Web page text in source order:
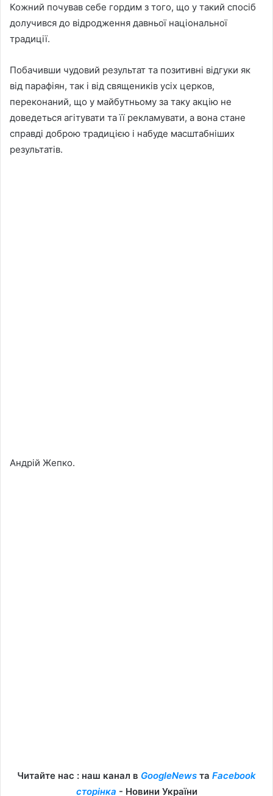
Кожний почував себе гордим з того, що у такий спосіб
долучився до відродження давньої національної
традиції.
Побачивши чудовий результат та позитивні відгуки як
від парафіян, так і від священиків усіх церков,
переконаний, що у майбутньому за таку акцію не
доведеться агітувати та її рекламувати, а вона стане
справді доброю традицією і набуде масштабніших
результатів.
Андрій Жепко.
Читайте нас : наш канал в GoogleNews та Facebook
сторінка - Новини України